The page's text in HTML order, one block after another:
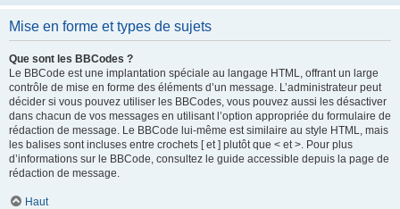
Mise en forme et types de sujets
Que sont les BBCodes ?
Le BBCode est une implantation spéciale au langage HTML, offrant un large
contrôle de mise en forme des éléments d’un message. L’administrateur peut
décider si vous pouvez utiliser les BBCodes, vous pouvez aussi les désactiver
dans chacun de vos messages en utilisant l’option appropriée du formulaire de
rédaction de message. Le BBCode lui-même est similaire au style HTML, mais
les balises sont incluses entre crochets [ et ] plutôt que < et >. Pour plus
d’informations sur le BBCode, consultez le guide accessible depuis la page de
rédaction de message.
Haut